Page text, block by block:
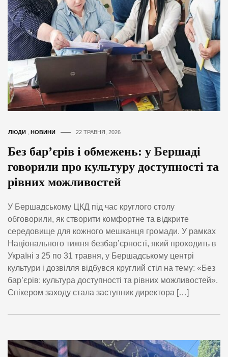
ЛЮДИ НОВИНИ 22 ТРАВНЯ, 2026
Без бар’єрів і обмежень: у Бершаді
говорили про культуру доступності та
рівних можливостей
У Бершадському ЦКД під час круглого столу
обговорили, як створити комфортне та відкрите
середовище для кожного мешканця громади. У рамках
Національного тижня безбар’єрності, який проходить в
Україні з 25 по 31 травня, у Бершадському центрі
культури і дозвілля відбувся круглий стіл на тему: «Без
бар’єрів: культура доступності та рівних можливостей».
Спікером заходу стала заступник директора […]